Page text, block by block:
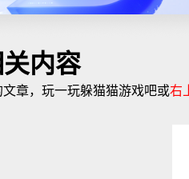
内容
章，玩一玩躲猫猫游戏吧或右